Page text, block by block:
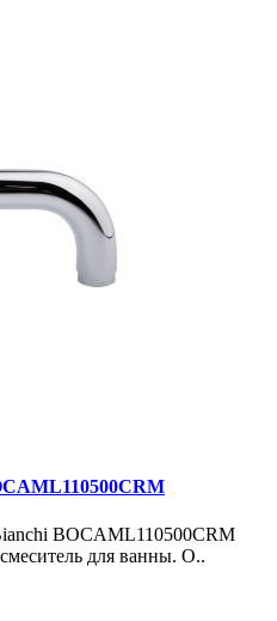
BOCAML110500CRM
для ванны. О..